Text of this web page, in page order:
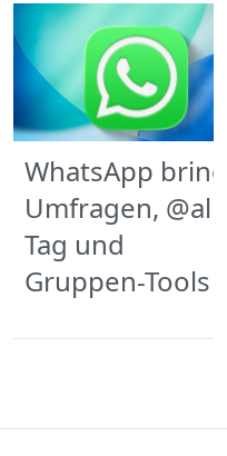
WhatsApp
Umfragen, @all-
Tag und
Gruppen-Tools